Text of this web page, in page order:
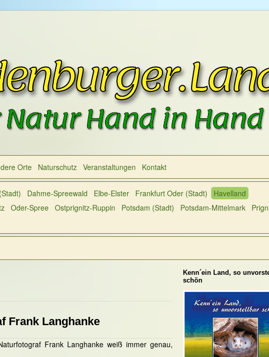
Orte Naturschutz Veranstaltungen Kontakt
Dahme-Spreewald Elbe-Elster Frankfurt Oder (Stadt)
Havelland
Oder-Spree Ostprignitz-Ruppin Potsdam (Stadt) Potsdam-Mittelmark
Frank Langhanke
Frank Langhanke weiß immer genau,
Kenn´ein Land, so
schön